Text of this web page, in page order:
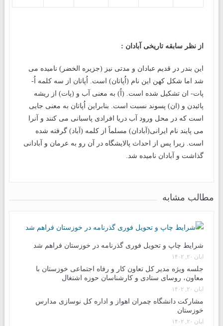
از نظر سابقه تاریخی آبادان :
این بندر در قدیم عبادان و مدتی نیز (جزیره الخضر) نامیده می
شد اما شکل کهن این نام (اُپاتان) است. اُپاتان از سه کلمه اُ-
پات- ان تشکیل شده است. (اُ) به معنی آب و (پات) از ریشه
پائیدن و (ان) پسوند نسبت است. بنابراین اُپاتان به معنی جایی
است که در محل ورود آب دریا افرادی پاسبانی می کنند و آنرا
می پایند نام ایرانی(آبادان) مسلماً از کلمه (آباد) گرفته شده
است. زیرا پس از احداث پالایشگاه در آن رو به عرمان و آبادانی
گذاشت و آبادان نامیده شد.
مطالب مشابه
شرایط چاپ و تحویل فوری گذرنامه در خوزستان فراهم شد
آبان ۲۰, ۱۴۰۲
جلسه ویژه مدیر کل تعاون کار و رفاه اجتماعی خوزستان با
معاون، روسای ستادی و کارشناسان حوزه اشتغال
آبان ۲۰, ۱۴۰۲
مشارکت دانشگاه چمران اهواز و اداره کل نوسازی مدارس
خوزستان
آبان ۲۰, ۱۴۰۲